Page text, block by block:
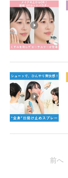
前へ